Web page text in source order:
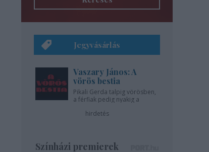
Jegyvásárlás
Vaszary János: A
vörös bestia
Pikali Gerda talpig vörösben,
a férfiak pedig nyakig a
hirdetés
Színházi premierek